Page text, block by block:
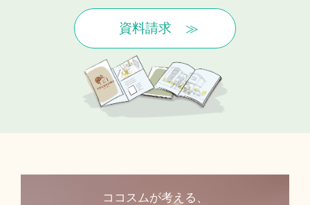
資料請求
ココスムが考える、